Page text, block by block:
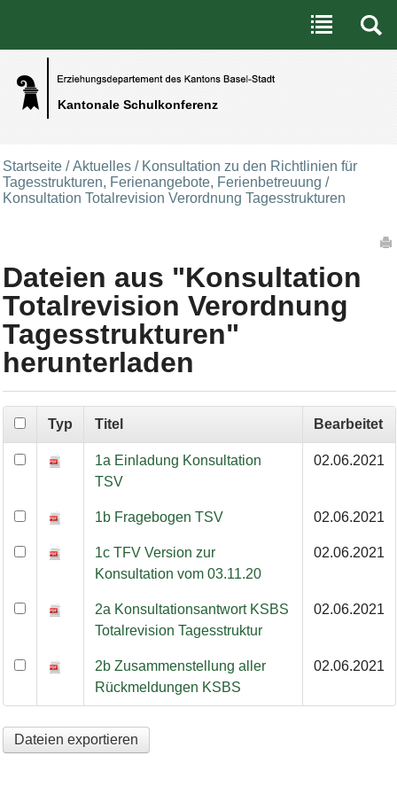
Kantonale Schulkonferenz
Benutzerspezifische Werkzeuge
Direkt zum Inhalt|Direkt zur Navigation
Startseite /Aktuelles / Konsultation zu den Richtlinien für
Tagesstrukturen, Ferienangebote, Ferienbetreuung /
Konsultation Totalrevision Verordnung Tagesstrukturen
Dateien aus "Konsultation
Totalrevision Verordnung
Tagesstrukturen"
herunterladen
Konsultation Totalrevision Verordnung Tagesstrukturen
Typ Titel Bearbeitet
1a Einladung Konsultation
TSV
02.06.2021
1b Fragebogen TSV 02.06.2021
1c TFV Version zur
Konsultation vom 03.11.20
02.06.2021
2a Konsultationsantwort KSBS
Totalrevision Tagesstruktur
02.06.2021
2b Zusammenstellung aller
Rückmeldungen KSBS
02.06.2021
Dateien exportieren